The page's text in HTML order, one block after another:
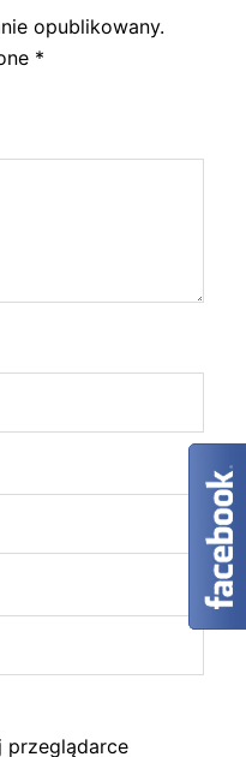
opublikowany.
*
przeglądarce